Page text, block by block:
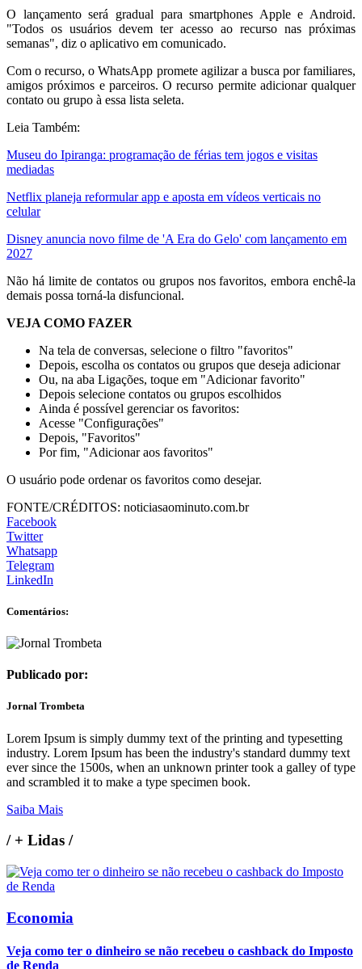
O lançamento será gradual para smartphones Apple e Android.
"Todos os usuários devem ter acesso ao recurso nas próximas
semanas", diz o aplicativo em comunicado.
Com o recurso, o WhatsApp promete agilizar a busca por familiares,
amigos próximos e parceiros. O recurso permite adicionar qualquer
contato ou grupo à essa lista seleta.
Leia Também:
Museu do Ipiranga: programação de férias tem jogos e visitas
mediadas
Netflix planeja reformular app e aposta em vídeos verticais no
celular
Disney anuncia novo filme de 'A Era do Gelo' com lançamento em
2027
Não há limite de contatos ou grupos nos favoritos, embora enchê-la
demais possa torná-la disfuncional.
VEJA COMO FAZER
Na tela de conversas, selecione o filtro "favoritos"
Depois, escolha os contatos ou grupos que deseja adicionar
Ou, na aba Ligações, toque em "Adicionar favorito"
Depois selecione contatos ou grupos escolhidos
Ainda é possível gerenciar os favoritos:
Acesse "Configurações"
Depois, "Favoritos"
Por fim, "Adicionar aos favoritos"
O usuário pode ordenar os favoritos como desejar.
FONTE/CRÉDITOS: noticiasaominuto.com.br
Facebook
Twitter
Whatsapp
Telegram
LinkedIn
Comentários:
Publicado por:
Jornal Trombeta
Lorem Ipsum is simply dummy text of the printing and typesetting
industry. Lorem Ipsum has been the industry's standard dummy text
ever since the 1500s, when an unknown printer took a galley of type
and scrambled it to make a type specimen book.
Saiba Mais
/+ Lidas /
Economia
Veja como ter o dinheiro se não recebeu o cashback do Imposto
de Renda